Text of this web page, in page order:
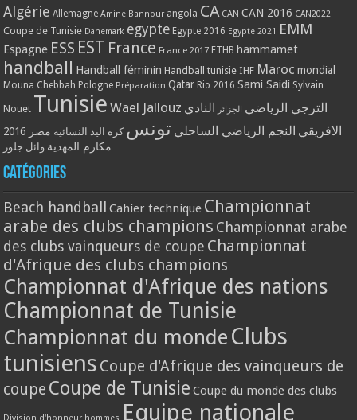
Algérie Allemagne Amine Bannour angola CA CAN CAN 2016 CAN2022
Coupe de Tunisie Danemark egypte Egypte 2016 Egypte 2021 EMM
Espagne ESS EST France France 2017 FTHB hammamet
handball Handball féminin Handball tunisie IHF Maroc mondial
Mouna Chebbah Pologne Préparation Qatar Rio 2016 Sami Saidi Sylvain
Nouet Tunisie Wael Jallouz الترجي الرياضي الجزائر النادي
الافريقي النجم الرياضي الساحلي تونس كرة اليد النسائية مصر 2016
مكارم المهدية وائل جلوز
Catégories
Beach handball Cahier technique Championnat
arabe des clubs champions Championnat arabe
des clubs vainqueurs de coupe Championnat
d'Afrique des clubs champions
Championnat d'Afrique des nations
Championnat de Tunisie
Championnat du monde Clubs
tunisiens Coupe d'Afrique des vainqueurs de
coupe Coupe de Tunisie Coupe du monde des clubs
Equipe nationale